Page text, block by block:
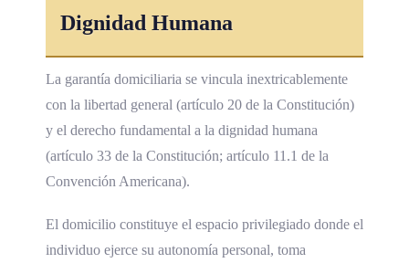
Dignidad Humana
La garantía domiciliaria se vincula inextricablemente
con la libertad general (artículo 20 de la Constitución)
y el derecho fundamental a la dignidad humana
(artículo 33 de la Constitución; artículo 11.1 de la
Convención Americana).
El domicilio constituye el espacio privilegiado donde el
individuo ejerce su autonomía personal, toma